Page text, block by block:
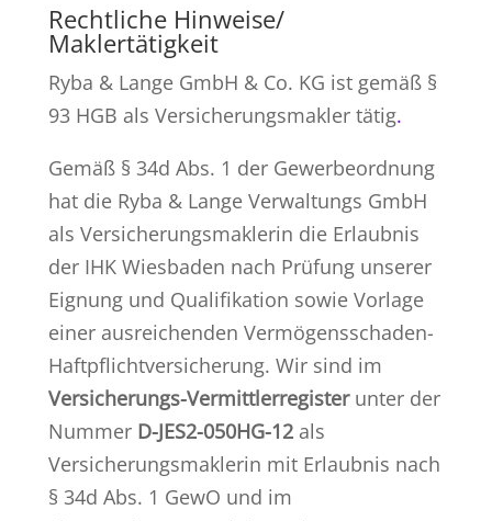
Rechtliche Hinweise/
Maklertätigkeit
Ryba & Lange GmbH & Co. KG ist gemäß §
93 HGB als Versicherungsmakler tätig.
Gemäß § 34d Abs. 1 der Gewerbeordnung
hat die Ryba & Lange Verwaltungs GmbH
als Versicherungsmaklerin die Erlaubnis
der IHK Wiesbaden nach Prüfung unserer
Eignung und Qualifikation sowie Vorlage
einer ausreichenden Vermögensschaden-
Haftpflichtversicherung. Wir sind im
Versicherungs-Vermittlerregisterunter der
Nummer D-JES2-050HG-12 als
Versicherungsmaklerin mit Erlaubnis nach
§ 34d Abs. 1 GewO und im